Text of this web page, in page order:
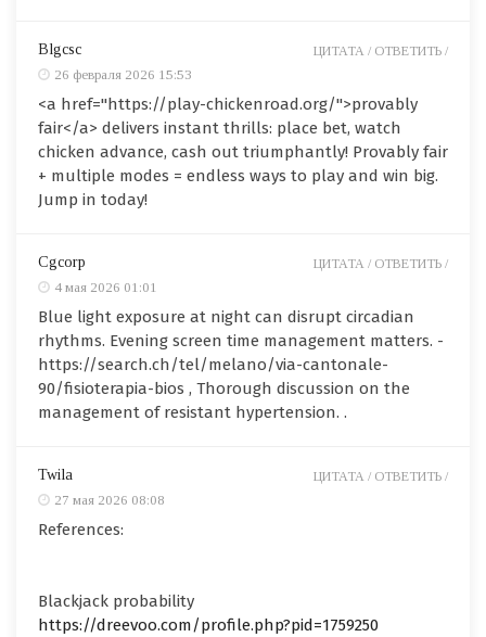
Blgcsc
26 февраля 2026 15:53
<a href="https://play-chickenroad.org/">provably
fair</a> delivers instant thrills: place bet, watch
chicken advance, cash out triumphantly! Provably fair
+ multiple modes = endless ways to play and win big.
Jump in today!
ЦИТАТА / ОТВЕТИТЬ /
Cgcorp
4 мая 2026 01:01
Blue light exposure at night can disrupt circadian
rhythms. Evening screen time management matters. -
https://search.ch/tel/melano/via-cantonale-
90/fisioterapia-bios , Thorough discussion on the
management of resistant hypertension. .
ЦИТАТА / ОТВЕТИТЬ /
Twila
27 мая 2026 08:08
References:
Blackjack probability
https://dreevoo.com/profile.php?pid=1759250
ЦИТАТА / ОТВЕТИТЬ /